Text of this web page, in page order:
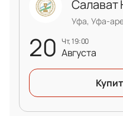
20 чт, 19:00
Августа
Уфа, Уфа-